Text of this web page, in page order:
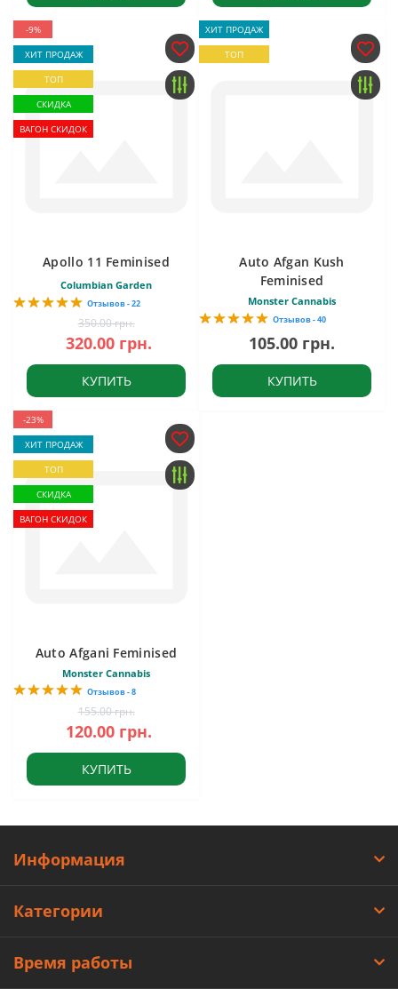
-9%
ХИТ ПРОДАЖ
ТОП
СКИДКА
ВАГОН СКИДОК
Apollo 11 Feminised
Columbian Garden
Отзывов - 22
350.00 грн.
320.00 грн.
КУПИТЬ
ХИТ ПРОДАЖ
ТОП
Auto Afgan Kush
Feminised
Monster Cannabis
Отзывов - 40
105.00 грн.
КУПИТЬ
-23%
ХИТ ПРОДАЖ
ТОП
СКИДКА
ВАГОН СКИДОК
Auto Afgani Feminised
Monster Cannabis
Отзывов - 8
155.00 грн.
120.00 грн.
КУПИТЬ
Информация
Категории
Время работы